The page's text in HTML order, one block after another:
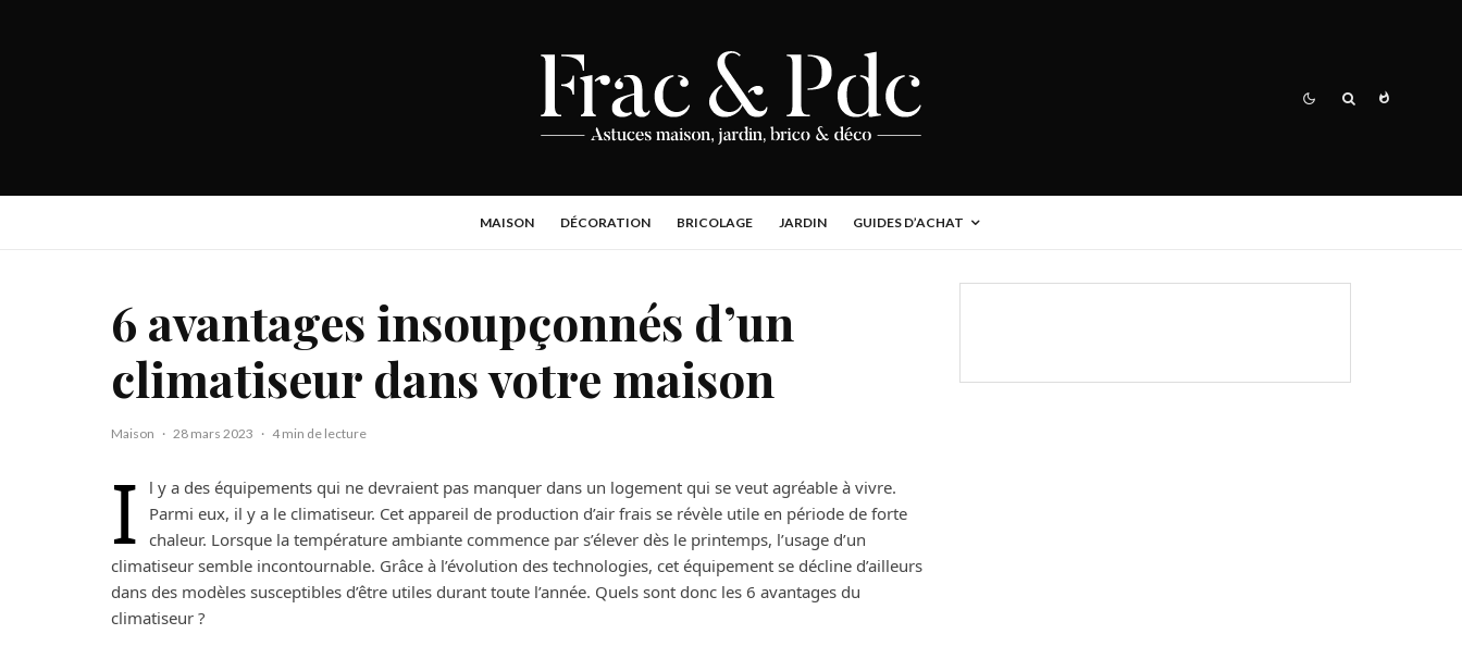
MAISON DÉCORATION BRICOLAGE JARDIN GUIDES D’ACHAT
6 avantages insoupçonnés d’un
climatiseur dans votre maison
Maison · 28 mars 2023 · 4 min de lecture
I
l y a des équipements qui ne devraient pas manquer dans un logement qui se veut agréable à vivre.
Parmi eux, il y a le climatiseur. Cet appareil de production d’air frais se révèle utile en période de forte
chaleur. Lorsque la température ambiante commence par s’élever dès le printemps, l’usage d’un
climatiseur semble incontournable. Grâce à l’évolution des technologies, cet équipement se décline d’ailleurs
dans des modèles susceptibles d’être utiles durant toute l’année. Quels sont donc les 6 avantages du
climatiseur ?